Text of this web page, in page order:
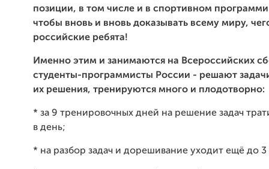
позиции, в том числе и в спортивном
чтобы вновь и вновь доказывать всему миру,
российские ребята!
Именно этим и занимаются на Всероссийских
студенты-программисты России - решают
их решения, тренируются много и плодотворно:
* за 9 тренировочных дней на решение задач
в день;
* на разбор задач и дорешивание уходит ещё до 3